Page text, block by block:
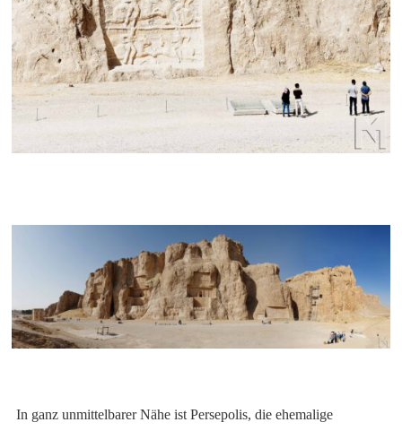
In ganz unmittelbarer Nähe ist Persepolis, die ehemalige